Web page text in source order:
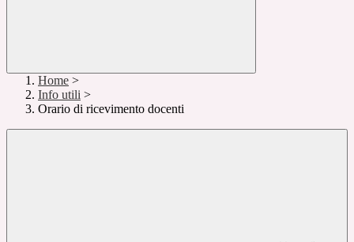
Home >
Info utili >
Orario di ricevimento docenti